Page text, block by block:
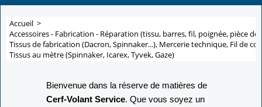
Accueil >
Accessoires - Fabrication - Réparation (tissu, barres, fil, poignée, pièce de
Tissus de fabrication (Dacron, Spinnaker...), Mercerie technique, Fil de
Tissus au mètre (Spinnaker, Icarex, Tyvek, Gaze)
Bienvenue dans la réserve de matières de
Cerf-Volant Service. Que vous soyez un